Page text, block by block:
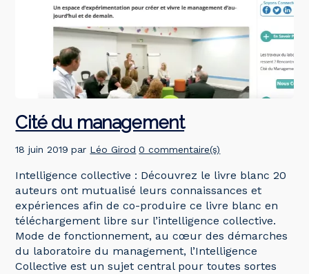
Cité du management
18 juin 2019 par Léo Girod 0 commentaire(s)
Intelligence collective : Découvrez le livre blanc 20
auteurs ont mutualisé leurs connaissances et
expériences afin de co-produire ce livre blanc en
téléchargement libre sur l’intelligence collective.
Mode de fonctionnement, au cœur des démarches
du laboratoire du management, l’Intelligence
Collective est un sujet central pour toutes sortes